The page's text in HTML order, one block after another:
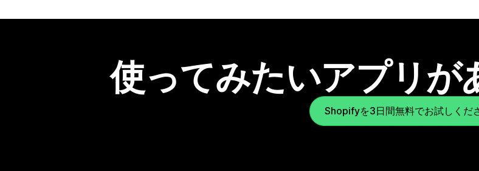
使ってみたいアプリが
Shopifyを3日間無料でお試しくだ